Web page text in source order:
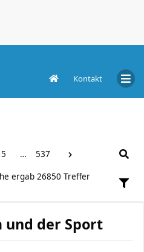
Kontakt
5 … 537
ergab 26850 Treffer
und der Sport